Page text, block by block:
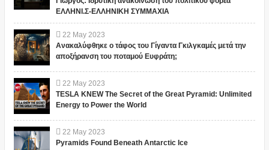
ΕΛΛΗΝΙ.Σ-ΕΛΛΗΝΙΚΗ ΣΥΜΜΑΧΙΑ
22 May 2023
Ανακαλύφθηκε ο τάφος του Γίγαντα Γκιλγκαμές μετά την
αποξήρανση του ποταμού Ευφράτη;
22 May 2023
TESLA KNEW The Secret of the Great Pyramid: Unlimited
Energy to Power the World
22 May 2023
Pyramids Found Beneath Antarctic Ice